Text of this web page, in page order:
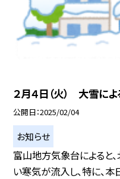
２月４日（火） 大雪に
公開日 2025/02/04
お知らせ
富山地方気象台によると
い寒気が流入し、特に、本